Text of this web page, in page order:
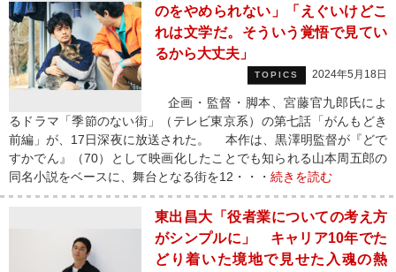
のをやめられない」「えぐいけどこ
れは文学だ。そういう覚悟で見てい
るから大丈夫」
TOPICS 2024年5月18日
企画・監督・脚本、宮藤官九郎氏によ
るドラマ「季節のない街」（テレビ東京系）の第七話「がんもどき
前編」が、17日深夜に放送された。 本作は、黒澤明監督が『どで
すかでん』（70）として映画化したことでも知られる山本周五郎の
同名小説をベースに、舞台となる街を12・・・ 続きを読む
東出昌大「役者業についての考え方
がシンプルに」 キャリア10年でた
どり着いた境地で見せた入魂の熱